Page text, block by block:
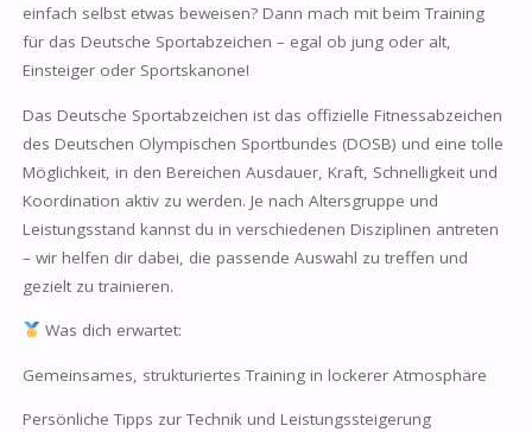
einfach selbst etwas beweisen? Dann mach mit beim Training
für das Deutsche Sportabzeichen – egal ob jung oder alt,
Einsteiger oder Sportskanone!
Das Deutsche Sportabzeichen ist das offizielle Fitnessabzeichen
des Deutschen Olympischen Sportbundes (DOSB) und eine tolle
Möglichkeit, in den Bereichen Ausdauer, Kraft, Schnelligkeit und
Koordination aktiv zu werden. Je nach Altersgruppe und
Leistungsstand kannst du in verschiedenen Disziplinen antreten
– wir helfen dir dabei, die passende Auswahl zu treffen und
gezielt zu trainieren.
Was dich erwartet:
Gemeinsames, strukturiertes Training in lockerer Atmosphäre
Persönliche Tipps zur Technik und Leistungssteigerung